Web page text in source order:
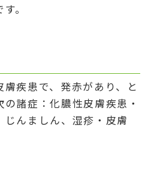
。
疾患で、発赤があり、と
諸症：化膿性皮膚疾患・
んましん、湿疹・皮膚